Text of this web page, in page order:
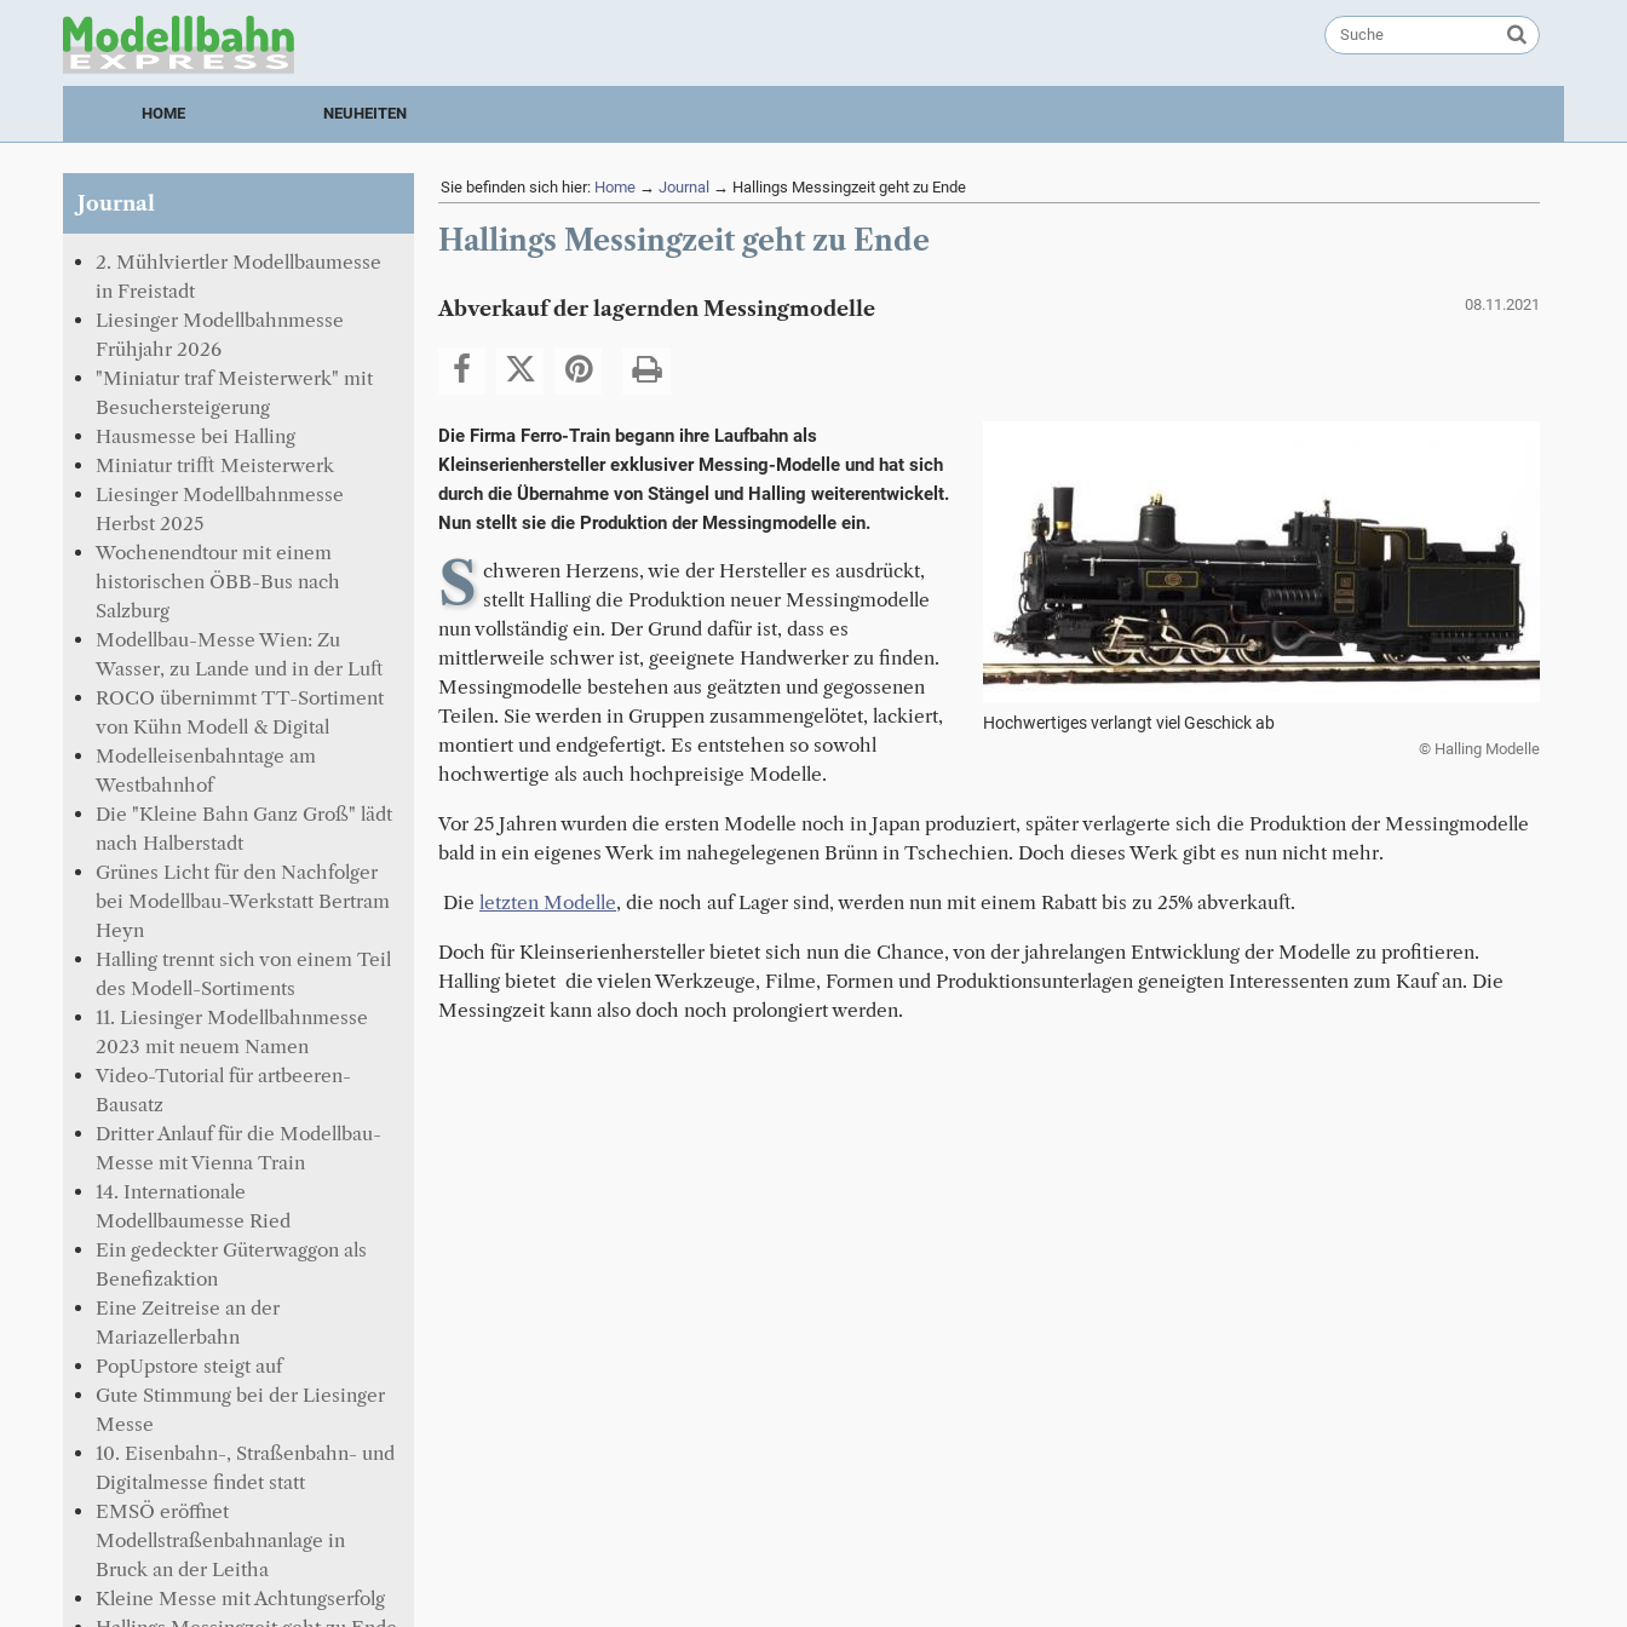
HOME NEUHEITEN
Journal
2. Mühlviertler Modellbaumesse
in Freistadt
Liesinger Modellbahnmesse
Frühjahr 2026
"Miniatur traf Meisterwerk" mit
Besuchersteigerung
Hausmesse bei Halling
Miniatur trifft Meisterwerk
Liesinger Modellbahnmesse
Herbst 2025
Wochenendtour mit einem
historischen ÖBB-Bus nach
Salzburg
Modellbau-Messe Wien: Zu
Wasser, zu Lande und in der Luft
ROCO übernimmt TT-Sortiment
von Kühn Modell & Digital
Modelleisenbahntage am
Westbahnhof
Die "Kleine Bahn Ganz Groß" lädt
nach Halberstadt
Grünes Licht für den Nachfolger
bei Modellbau-Werkstatt Bertram
Heyn
Halling trennt sich von einem Teil
des Modell-Sortiments
11. Liesinger Modellbahnmesse
2023 mit neuem Namen
Video-Tutorial für artbeeren-
Bausatz
Dritter Anlauf für die Modellbau-
Messe mit Vienna Train
14. Internationale
Modellbaumesse Ried
Ein gedeckter Güterwaggon als
Benefizaktion
Eine Zeitreise an der
Mariazellerbahn
PopUpstore steigt auf
Gute Stimmung bei der Liesinger
Messe
10. Eisenbahn-, Straßenbahn- und
Digitalmesse findet statt
EMSÖ eröffnet
Modellstraßenbahnanlage in
Bruck an der Leitha
Kleine Messe mit Achtungserfolg
Sie befinden sich hier: Home → Journal → Hallings Messingzeit geht zu Ende
Hallings Messingzeit geht zu Ende
08.11.2021
Abverkauf der lagernden Messingmodelle
Hochwertiges verlangt viel Geschick ab
© Halling Modelle
Die Firma Ferro-Train begann ihre Laufbahn als
Kleinserienhersteller exklusiver Messing-Modelle und hat sich
durch die Übernahme von Stängel und Halling weiterentwickelt.
Nun stellt sie die Produktion der Messingmodelle ein.
S chweren Herzens, wie der Hersteller es ausdrückt,
stellt Halling die Produktion neuer Messingmodelle
nun vollständig ein. Der Grund dafür ist, dass es
mittlerweile schwer ist, geeignete Handwerker zu finden.
Messingmodelle bestehen aus geätzten und gegossenen
Teilen. Sie werden in Gruppen zusammengelötet, lackiert,
montiert und endgefertigt. Es entstehen so sowohl
hochwertige als auch hochpreisige Modelle.
Vor 25 Jahren wurden die ersten Modelle noch in Japan produziert, später verlagerte sich die Produktion der Messingmodelle
bald in ein eigenes Werk im nahegelegenen Brünn in Tschechien. Doch dieses Werk gibt es nun nicht mehr.
Die letzten Modelle, die noch auf Lager sind, werden nun mit einem Rabatt bis zu 25% abverkauft.
Doch für Kleinserienhersteller bietet sich nun die Chance, von der jahrelangen Entwicklung der Modelle zu profitieren.
Halling bietet die vielen Werkzeuge, Filme, Formen und Produktionsunterlagen geneigten Interessenten zum Kauf an. Die
Messingzeit kann also doch noch prolongiert werden.